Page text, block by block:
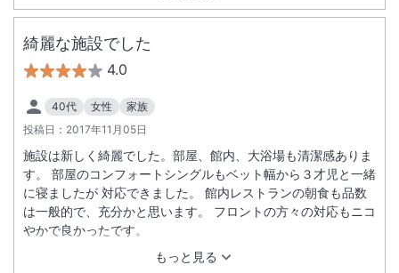
綺麗な施設でした
4.0
40代 女性
家族
投稿日： 2017年11月05日
もっと見る
施設は新しく綺麗でした。部屋、館内、大浴場も清潔感ありま
す。 部屋のコンフォートシングルもベット幅から３才児と一緒
に寝ましたが 対応できました。 館内レストランの朝食も品数
は一般的で、充分かと思います。 フロントの方々の対応もニコ
やかで良かったです。